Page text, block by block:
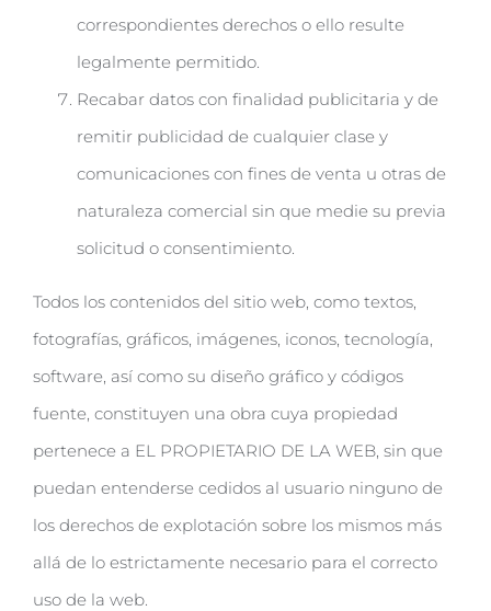
correspondientes derechos o ello resulte
legalmente permitido.
Recabar datos con finalidad publicitaria y de
remitir publicidad de cualquier clase y
comunicaciones con fines de venta u otras de
naturaleza comercial sin que medie su previa
solicitud o consentimiento.
Todos los contenidos del sitio web, como textos,
fotografías, gráficos, imágenes, iconos, tecnología,
software, así como su diseño gráfico y códigos
fuente, constituyen una obra cuya propiedad
pertenece a EL PROPIETARIO DE LA WEB, sin que
puedan entenderse cedidos al usuario ninguno de
los derechos de explotación sobre los mismos más
allá de lo estrictamente necesario para el correcto
uso de la web.